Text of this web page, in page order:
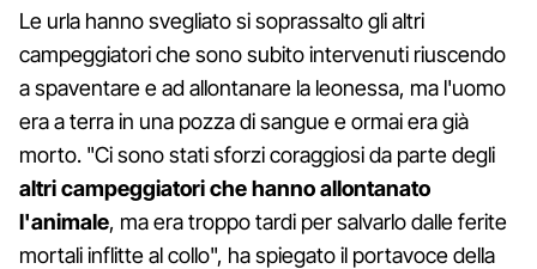
Le urla hanno svegliato si soprassalto gli altri
campeggiatori che sono subito intervenuti riuscendo
a spaventare e ad allontanare la leonessa, ma l'uomo
era a terra in una pozza di sangue e ormai era già
morto. "Ci sono stati sforzi coraggiosi da parte degli
altri campeggiatori che hanno allontanato
l'animale, ma era troppo tardi per salvarlo dalle ferite
mortali inflitte al collo", ha spiegato il portavoce della